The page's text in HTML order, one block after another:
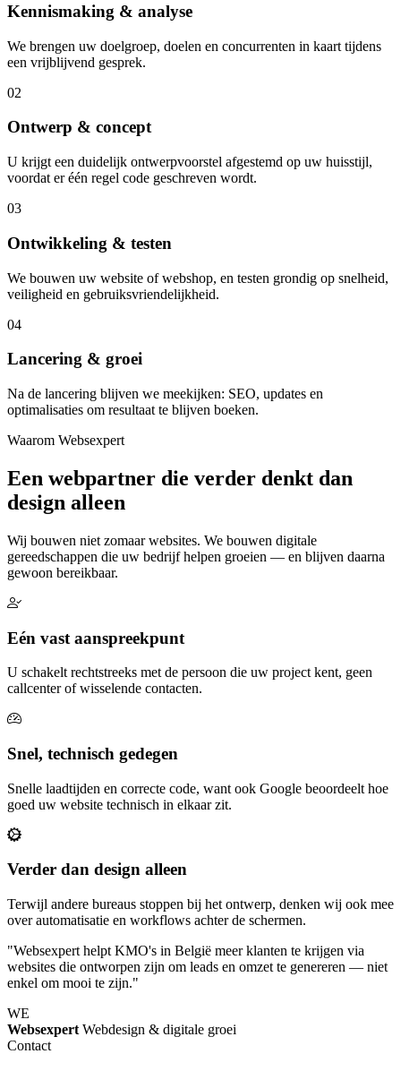
Kennismaking & analyse
We brengen uw doelgroep, doelen en concurrenten in kaart tijdens
een vrijblijvend gesprek.
02
Ontwerp & concept
U krijgt een duidelijk ontwerpvoorstel afgestemd op uw huisstijl,
voordat er één regel code geschreven wordt.
03
Ontwikkeling & testen
We bouwen uw website of webshop, en testen grondig op snelheid,
veiligheid en gebruiksvriendelijkheid.
04
Lancering & groei
Na de lancering blijven we meekijken: SEO, updates en
optimalisaties om resultaat te blijven boeken.
Waarom Websexpert
Een webpartner die verder denkt dan
design alleen
Wij bouwen niet zomaar websites. We bouwen digitale
gereedschappen die uw bedrijf helpen groeien — en blijven daarna
gewoon bereikbaar.
Eén vast aanspreekpunt
U schakelt rechtstreeks met de persoon die uw project kent, geen
callcenter of wisselende contacten.
Snel, technisch gedegen
Snelle laadtijden en correcte code, want ook Google beoordeelt hoe
goed uw website technisch in elkaar zit.
Verder dan design alleen
Terwijl andere bureaus stoppen bij het ontwerp, denken wij ook mee
over automatisatie en workflows achter de schermen.
"Websexpert helpt KMO's in België meer klanten te krijgen via
websites die ontworpen zijn om leads en omzet te genereren — niet
enkel om mooi te zijn."
WE
Websexpert Webdesign & digitale groei
Contact